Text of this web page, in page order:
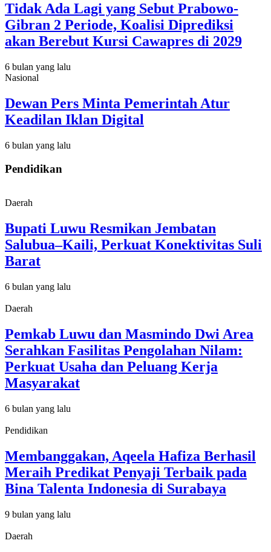
Tidak Ada Lagi yang Sebut Prabowo-
Gibran 2 Periode, Koalisi Diprediksi
akan Berebut Kursi Cawapres di 2029
6 bulan yang lalu
Nasional
Dewan Pers Minta Pemerintah Atur
Keadilan Iklan Digital
6 bulan yang lalu
Pendidikan
Daerah
Bupati Luwu Resmikan Jembatan
Salubua–Kaili, Perkuat Konektivitas Suli
Barat
6 bulan yang lalu
Daerah
Pemkab Luwu dan Masmindo Dwi Area
Serahkan Fasilitas Pengolahan Nilam:
Perkuat Usaha dan Peluang Kerja
Masyarakat
6 bulan yang lalu
Pendidikan
Membanggakan, Aqeela Hafiza Berhasil
Meraih Predikat Penyaji Terbaik pada
Bina Talenta Indonesia di Surabaya
9 bulan yang lalu
Daerah